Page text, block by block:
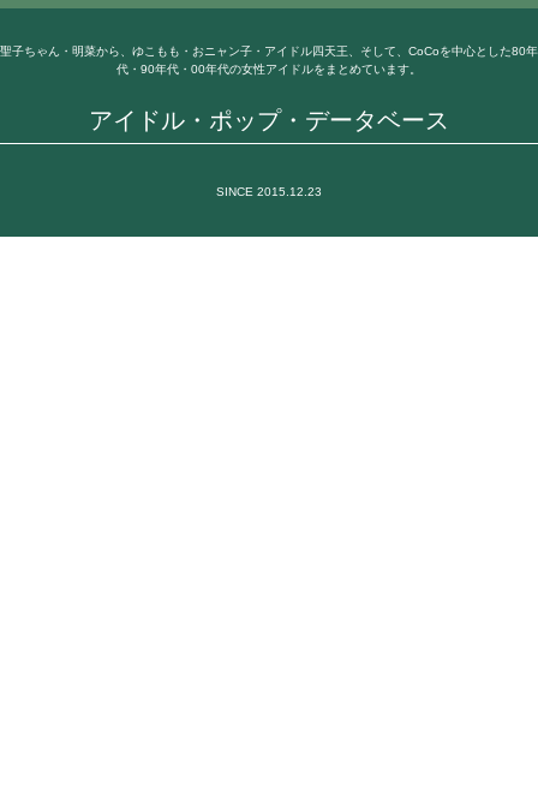
アイドル・ポップ・データベース
聖子ちゃん・明菜から、ゆこもも・おニャン子・アイドル四天王、そして、CoCoを中心とした80年
代・90年代・00年代の女性アイドルをまとめています。
SINCE 2015.12.23